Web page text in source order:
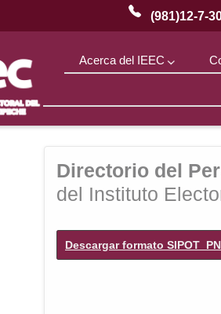
(981)12-7-
Acerca del IEEC
es
Directorio del
del Instituto
Descargar formato